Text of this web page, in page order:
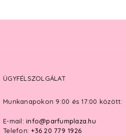
ÜGYFÉLSZOLGÁLAT
Munkanapokon 9:00 és 17:00 között:
E-mail: info@parfumplaza.hu
Telefon: +36 20 779 1926